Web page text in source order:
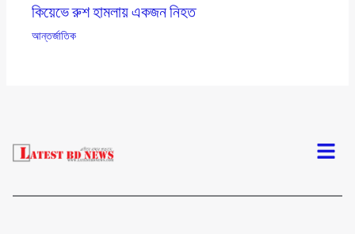
কিয়েভে রুশ হামলায় একজন নিহত
আন্তর্জাতিক
Menu